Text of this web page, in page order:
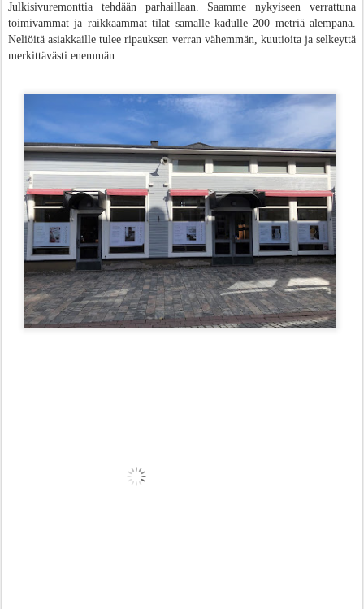
Julkisivuremonttia tehdään parhaillaan. Saamme nykyiseen verrattuna
toimivammat ja raikkaammat tilat samalle kadulle 200 metriä alempana.
Neliöitä asiakkaille tulee ripauksen verran vähemmän, kuutioita ja selkeyttä
merkittävästi enemmän.